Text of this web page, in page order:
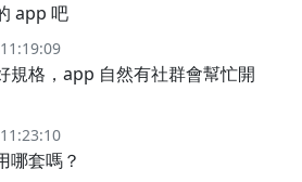
app 吧
11:19:09
規格，app 自然有社群會幫忙開
11:23:10
哪套嗎？